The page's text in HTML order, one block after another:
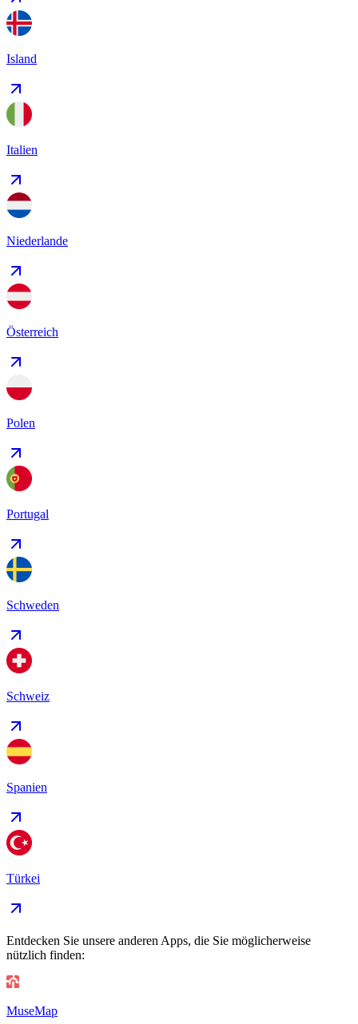
Island
Italien
Niederlande
Österreich
Polen
Portugal
Schweden
Schweiz
Spanien
Türkei
Entdecken Sie unsere anderen Apps, die Sie möglicherweise
nützlich finden:
MuseMap